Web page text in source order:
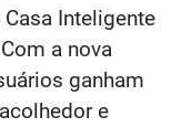
Inteligente
a nova
ganham
e